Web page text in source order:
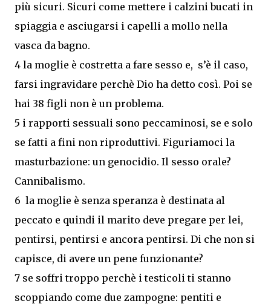
più sicuri. Sicuri come mettere i calzini bucati in
spiaggia e asciugarsi i capelli a mollo nella
vasca da bagno.
4 la moglie è costretta a fare sesso e, s’è il caso,
farsi ingravidare perchè Dio ha detto così. Poi se
hai 38 figli non è un problema.
5 i rapporti sessuali sono peccaminosi, se e solo
se fatti a fini non riproduttivi. Figuriamoci la
masturbazione: un genocidio. Il sesso orale?
Cannibalismo.
6 la moglie è senza speranza è destinata al
peccato e quindi il marito deve pregare per lei,
pentirsi, pentirsi e ancora pentirsi. Di che non si
capisce, di avere un pene funzionante?
7 se soffri troppo perchè i testicoli ti stanno
scoppiando come due zampogne: pentiti e